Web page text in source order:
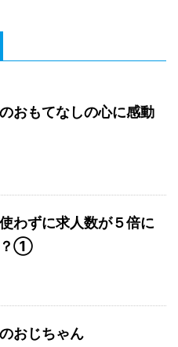
おもてなしの心に感動
わずに求人数が５倍に
？①
おじちゃん